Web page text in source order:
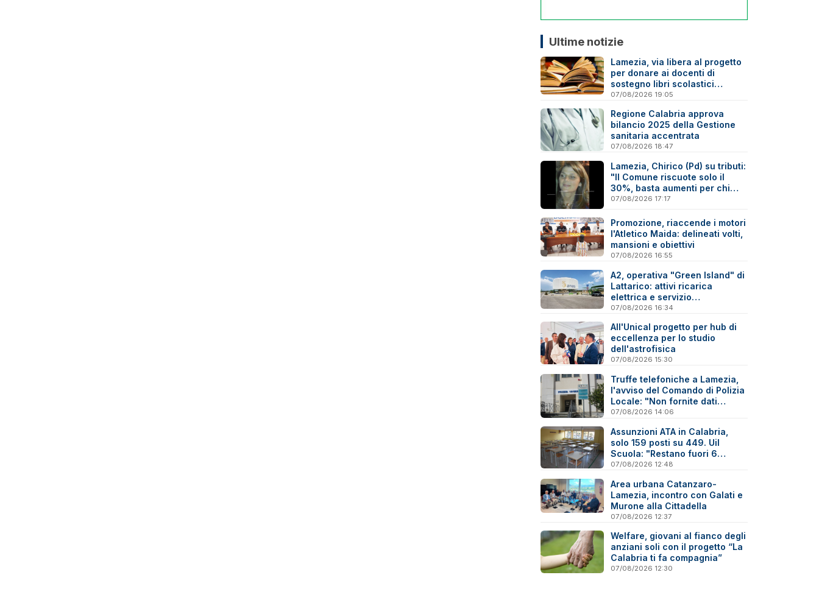
Ultime notizie
Lamezia, via libera al progetto
per donare ai docenti di
sostegno libri scolastici
destinati al macero
07/08/2026 19:05
Regione Calabria approva
bilancio 2025 della Gestione
sanitaria accentrata
07/08/2026 18:47
Lamezia, Chirico (Pd) su tributi:
"Il Comune riscuote solo il
30%, basta aumenti per chi
paga"
07/08/2026 17:17
Promozione, riaccende i motori
l'Atletico Maida: delineati volti,
mansioni e obiettivi
07/08/2026 16:55
A2, operativa "Green Island" di
Lattarico: attivi ricarica
elettrica e servizio
sperimentale di soccorso
07/08/2026 16:34
All'Unical progetto per hub di
eccellenza per lo studio
dell'astrofisica
07/08/2026 15:30
Truffe telefoniche a Lamezia,
l'avviso del Comando di Polizia
Locale: "Non fornite dati
personali"
07/08/2026 14:06
Assunzioni ATA in Calabria,
solo 159 posti su 449. Uil
Scuola: "Restano fuori 6
precari su 10"
07/08/2026 12:48
Area urbana Catanzaro-
Lamezia, incontro con Galati e
Murone alla Cittadella
07/08/2026 12:37
Welfare, giovani al fianco degli
anziani soli con il progetto “La
Calabria ti fa compagnia”
07/08/2026 12:30